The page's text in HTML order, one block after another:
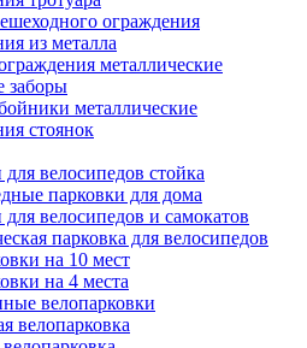
ограждения
из металла
металлические
заборы
металлические
стоянок
велосипедов стойка
парковки для дома
велосипедов и самокатов
парковка для велосипедов
на 10 мест
на 4 места
велопарковки
велопарковка